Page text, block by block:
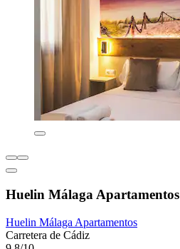
Huelin Málaga Apartamentos
Huelin Málaga Apartamentos
Carretera de Cádiz